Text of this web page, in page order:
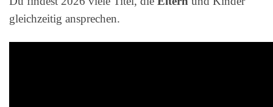
gleichzeitig ansprechen.